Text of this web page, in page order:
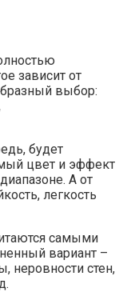
зависит от
выбор:
будет
цвет и эффект
А от
легкость
самыми
вариант –
неровности стен,